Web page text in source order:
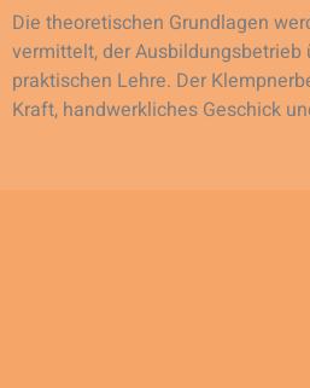
Die theoretischen Grundlagen
vermittelt, der Ausbildungsbetrieb
praktischen Lehre. Der
Kraft, handwerkliches Geschick